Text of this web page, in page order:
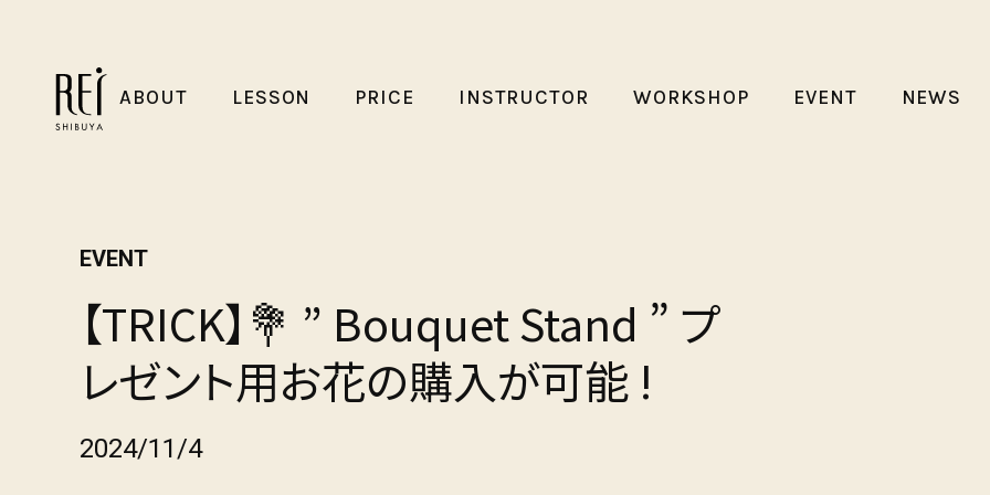
ABOUT LESSON PRICE INSTRUCTOR WORKSHOP EVENT NEWS
EVENT
【TRICK】💐 ” Bouquet Stand ” プ
レゼント用お花の購入が可能 !
2024/11/4